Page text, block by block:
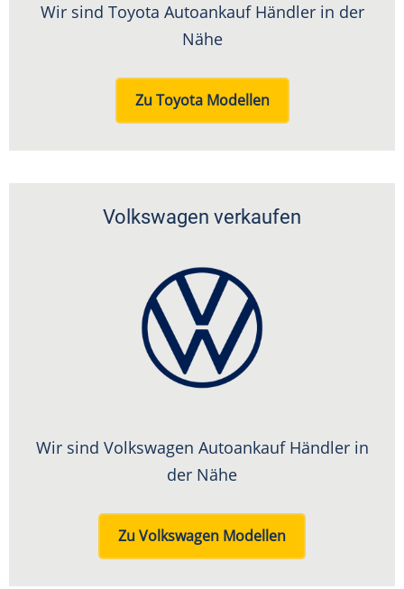
Wir sind Toyota Autoankauf Händler in der
Nähe
Zu Toyota Modellen
Volkswagen verkaufen
Wir sind Volkswagen Autoankauf Händler in
der Nähe
Zu Volkswagen Modellen